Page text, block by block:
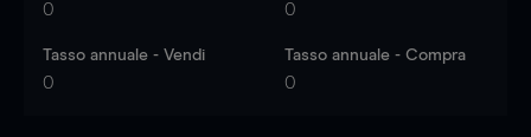
0 0
Tasso annuale - Vendi
0
Tasso annuale - Compra
0